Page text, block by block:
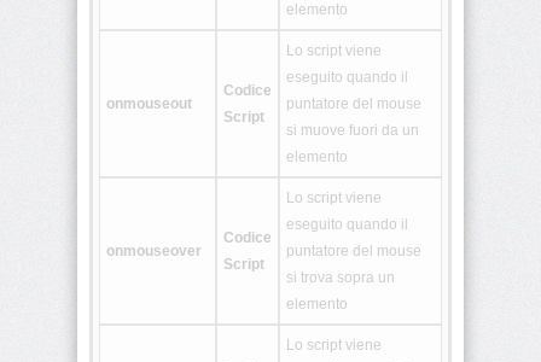
elemento
onmouseout
Codice
Script
Lo script viene
eseguito quando il
puntatore del mouse
si muove fuori da un
elemento
onmouseover
Codice
Script
Lo script viene
eseguito quando il
puntatore del mouse
si trova sopra un
elemento
Lo script viene